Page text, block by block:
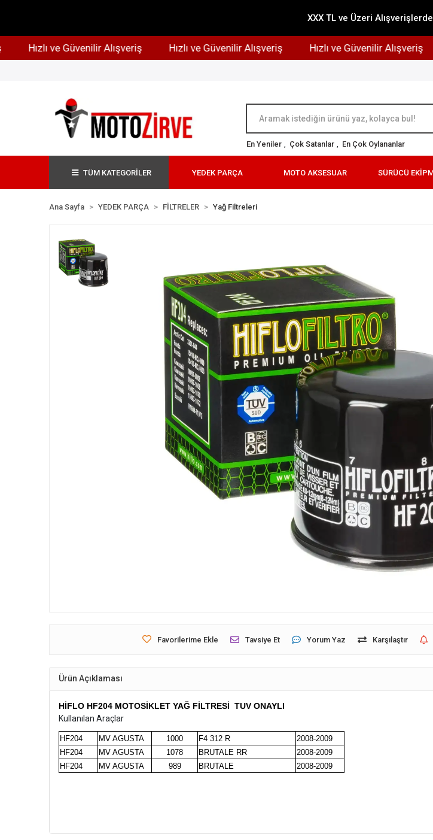
XXX TL ve Üzeri
Hızlı ve Güvenilir Alışveriş Hızlı ve Güvenilir Alışveriş Hızlı ve Güvenilir Alışveriş
En Yeniler , Çok Satanlar , En Çok Oylananlar
TÜM KATEGORİLER YEDEK PARÇA MOTO AKSESUAR SÜRÜCÜ
Ana Sayfa YEDEK PARÇA FİLTRELER Yağ Filtreleri
Favorilerime Ekle Tavsiye Et Yorum Yaz Karşılaştır
Ürün Açıklaması
HİFLO HF204 MOTOSİKLET YAĞ FİLTRESİ TUV ONAYLI
Kullanılan Araçlar
HF204 MV AGUSTA 1000 F4 312 R
2008-2009
HF204
MV AGUSTA 1078 BRUTALE RR
2008-2009
HF204
MV AGUSTA 989 BRUTALE 2008-2009